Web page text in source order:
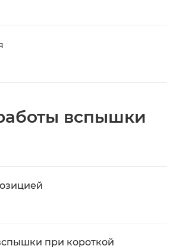
вспышки
при короткой